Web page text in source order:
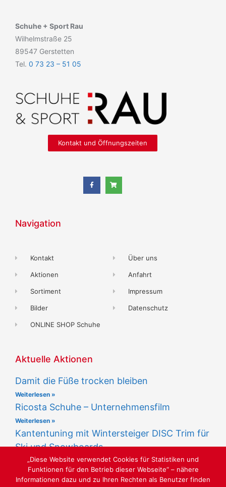
Schuhe + Sport Rau
Wilhelmstraße 25
89547 Gerstetten
Tel. 0 73 23 – 51 05
Kontakt und Öffnungszeiten
Navigation
Kontakt
Aktionen
Sortiment
Bilder
ONLINE SHOP Schuhe
Über uns
Anfahrt
Impressum
Datenschutz
Aktuelle Aktionen
Damit die Füße trocken bleiben
Weiterlesen »
Ricosta Schuhe – Unternehmensfilm
Weiterlesen »
Kantentuning mit Wintersteiger DISC Trim für
Ski und Snowboards
Weiterlesen »
„Diese Website verwendet Cookies für Statistiken und
Funktionen für den Betrieb dieser Webseite“ – nähere
Informationen dazu und zu Ihren Rechten als Benutzer finden